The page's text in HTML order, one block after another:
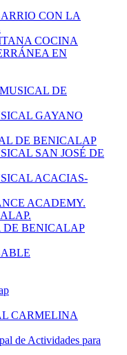
CON LA
COCINA
EN
DE
GAYANO
DE BENICALAP
SAN JOSÉ DE
ACACIAS-
ACADEMY.
DE BENICALAP
CARMELINA
de Actividades para